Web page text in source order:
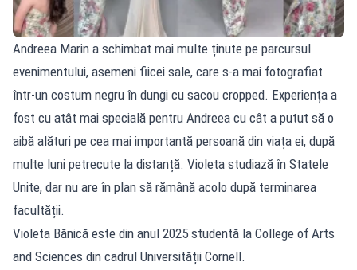
Andreea Marin a schimbat mai multe ținute pe parcursul
evenimentului, asemeni fiicei sale, care s-a mai fotografiat
într-un costum negru în dungi cu sacou cropped. Experiența a
fost cu atât mai specială pentru Andreea cu cât a putut să o
aibă alături pe cea mai importantă persoană din viața ei, după
multe luni petrecute la distanță. Violeta studiază în Statele
Unite, dar nu are în plan să rămână acolo după terminarea
facultății.
Violeta Bănică este din anul 2025 studentă la College of Arts
and Sciences din cadrul Universității Cornell.